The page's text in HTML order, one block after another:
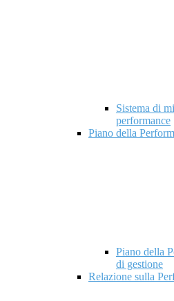
Sistema di
performance
Piano della
Piano della
di gestione
Relazione sulla